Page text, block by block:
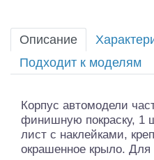
Описание
Подходит к моделям
Корпус автомодели
финишную покраску, 1
лист с наклейками,
окрашенное крыло.